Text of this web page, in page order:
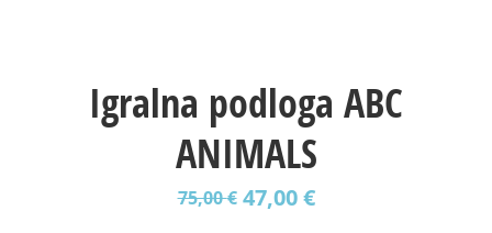
Igralna podloga ABC
ANIMALS
75,00€ 47,00€